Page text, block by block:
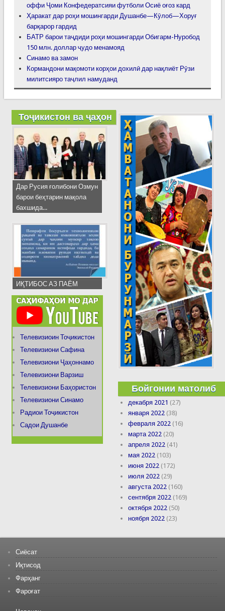
оффи Ҷоми Конфедератсияи футболи Осиё оғоз кард
Ҳаракат дар роҳи мошингарди Душанбе—Кӯлоб—Хоруғ
барқарор гардид
БАТР барои таҷдиди роҳи мошингарди Обигарм-Нуробод
150 млн. доллар ҷудо менамояд
Синамо ва замон
Кормандони мақомоти корҳои дохилӣ дар нақлиёт Рӯзи
милитсияро таҷлил намуданд
Тоҷикистон ва ҷаҳон
Дар Русия ғолибони Озмун
барои беҳтарин мақола
бахшида...
ИҚТИБОС АЗ ПАЁМ
Телевизиоин Тоҷикистон
Телевизиони Сафина
Телевизиони Ҷаҳоннамо
Телевизиони Варзиш
Телевизиони Баҳористон
Телевизиони Синамо
Радиои Тоҷикистон
Садои Душанбе
Бойгонии матолиб
декабря 2021 (27)
января 2022 (38)
февраля 2022 (16)
марта 2022 (20)
апреля 2022 (41)
мая 2022 (103)
июня 2022 (172)
июля 2022 (29)
августа 2022 (160)
сентября 2022 (169)
октября 2022 (50)
ноября 2022 (23)
Сиёсат
Иқтисод
Фарҳанг
Фароғат